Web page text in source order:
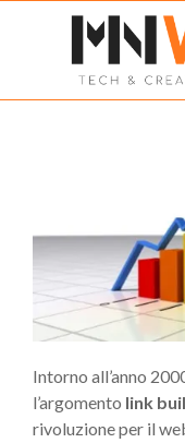
Intorno all’anno
l’argomento link
rivoluzione per il